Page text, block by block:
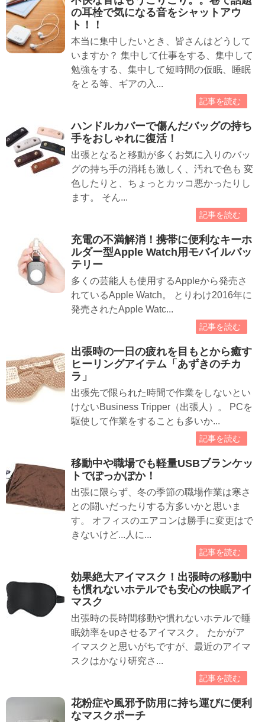
の耳栓で気になる音をシャットアウ
ト！！
本当に集中したいとき、皆さんはどうして
いますか？ 集中して仕事をする、集中して
勉強をする、集中して短時間の仮眠、睡眠
をとる等、ギアの入...
記事を読む
ハンドルカバーで傷んだバッグの持ち
手をおしゃれに復活！
出張となると移動が多くお気に入りのバッ
グの持ち手の消耗も激しく、汚れで色も 変
色したりと、ちょっとカッコ悪かったりし
ます。 そん...
記事を読む
充電の不満解消！携帯に便利なキーホ
ルダー型Apple Watch用モバイルバッ
テリー
多くの芸能人も使用するAppleから発売さ
れているApple Watch。 とりわけ2016年に
発売されたApple Watc...
記事を読む
出張時の一日の疲れを目もとから癒す
ヒーリングアイテム「あずきのチカ
ラ」
出張先で限られた時間で作業をしないとい
けないBusiness Tripper（出張人）。 PCを
駆使して作業をすることも多いか...
記事を読む
移動中や職場でも軽量USBブランケッ
トでぽっかぽか！
出張に限らず、冬の季節の職場作業は寒さ
との闘いだったりする方多いかと思いま
す。 オフィスのエアコンは勝手に変更はで
きないけど...人に...
記事を読む
効果絶大アイマスク！出張時の移動中
も慣れないホテルでも安心の快眠アイ
マスク
出張時の長時間移動や慣れないホテルで睡
眠効率をupさせるアイマスク。 たかがア
イマスクと思いがちですが、最近のアイマ
スクはかなり研究さ...
記事を読む
花粉症や風邪予防用に持ち運びに便利
なマスクポーチ